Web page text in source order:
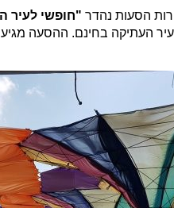
"חופשי לעיר
העתיקה בחינם. ההסעה